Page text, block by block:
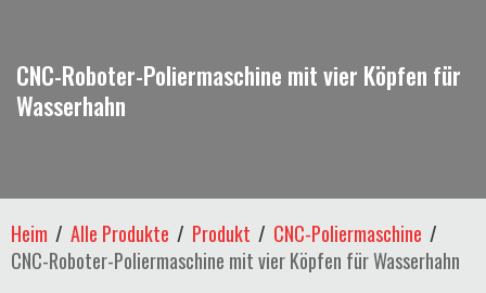
a
s
CNC-Roboter-Poliermaschine mit vier Köpfen für
Wasserhahn
Heim Alle Produkte Produkt
CNC-Poliermaschine
CNC-Roboter-Poliermaschine mit vier Köpfen für Wasserhahn